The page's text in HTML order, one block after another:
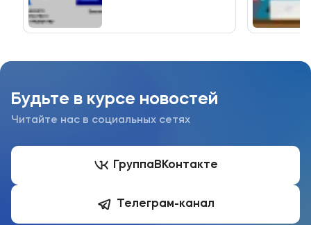
Будьте в курсе новостей
Читайте нас в социальных сетях
ГруппаВКонтакте
Телеграм-канал